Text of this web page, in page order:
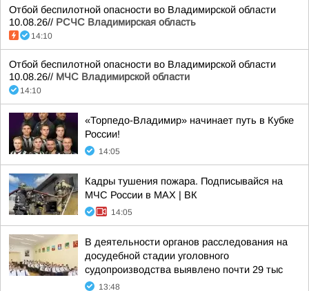
Отбой беспилотной опасности во Владимирской области
10.08.26// РСЧС Владимирская область
14:10
Отбой беспилотной опасности во Владимирской области
10.08.26// МЧС Владимирской области
14:10
«Торпедо-Владимир» начинает путь в Кубке
России!
14:05
Кадры тушения пожара. Подписывайся на
МЧС России в MAX | ВК
14:05
В деятельности органов расследования на
досудебной стадии уголовного
судопроизводства выявлено почти 29 тыс
13:48